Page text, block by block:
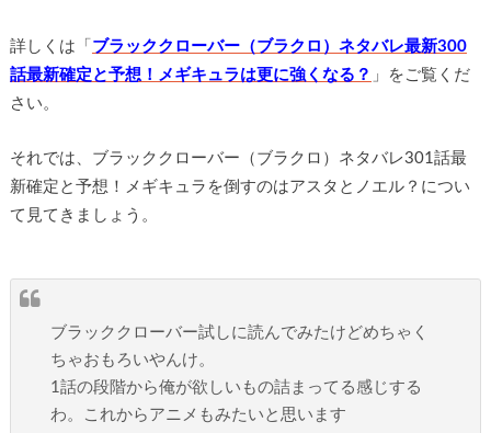
詳しくは「 ブラッククローバー（ブラクロ）ネタバレ最新300
話最新確定と予想！メギキュラは更に強くなる？ 」をご覧くだ
さい。
それでは、ブラッククローバー（ブラクロ）ネタバレ301話最
新確定と予想！メギキュラを倒すのはアスタとノエル？につい
て見てきましょう。
ブラッククローバー試しに読んでみたけどめちゃく
ちゃおもろいやんけ。
1話の段階から俺が欲しいもの詰まってる感じする
わ。これからアニメもみたいと思います